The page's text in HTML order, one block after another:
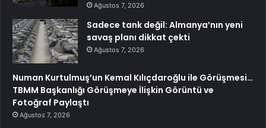
Ağustos 7, 2026
Sadece tank değil: Almanya’nın yeni
savaş planı dikkat çekti
Ağustos 7, 2026
Numan Kurtulmuş’un Kemal Kılıçdaroğlu ile Görüşmesi…
TBMM Başkanlığı Görüşmeye İlişkin Görüntü ve
Fotoğraf Paylaştı
Ağustos 7, 2026